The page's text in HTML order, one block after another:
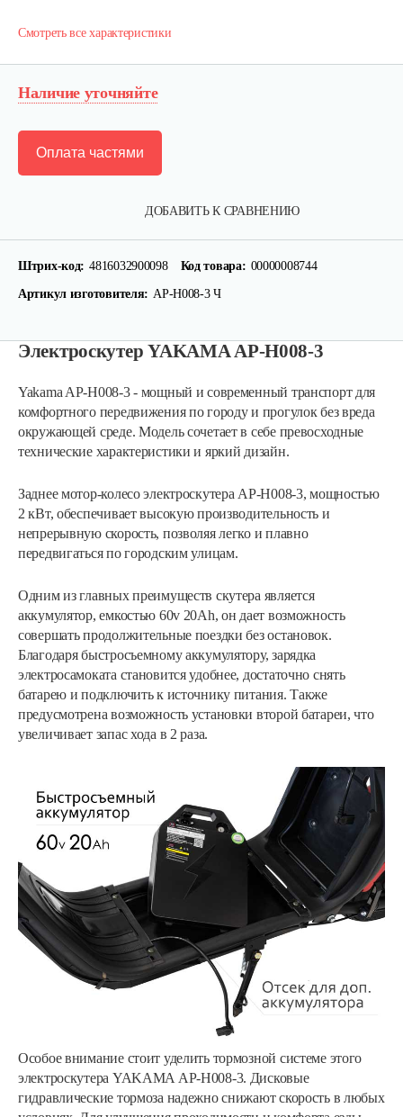
Смотреть все характеристики
Наличие уточняйте
ДОБАВИТЬ К СРАВНЕНИЮ
Оплата частями
Штрих-код: 4816032900098 Код товара: 00000008744
Артикул изготовителя: АР-Н008-3 Ч
Электроскутер YAKAMA АР-Н008-3
Yakama AP-H008-3 - мощный и современный транспорт для
комфортного передвижения по городу и прогулок без вреда
окружающей среде. Модель сочетает в себе превосходные
технические характеристики и яркий дизайн.
Заднее мотор-колесо электроскутера АР-Н008-3, мощностью
2 кВт, обеспечивает высокую производительность и
непрерывную скорость, позволяя легко и плавно
передвигаться по городским улицам.
Одним из главных преимуществ скутера является
аккумулятор, емкостью 60v 20Ah, он дает возможность
совершать продолжительные поездки без остановок.
Благодаря быстросъемному аккумулятору, зарядка
электросамоката становится удобнее, достаточно снять
батарею и подключить к источнику питания. Также
предусмотрена возможность установки второй батареи, что
увеличивает запас хода в 2 раза.
Особое внимание стоит уделить тормозной системе этого
электроскутера YAKAMA АР-Н008-3. Дисковые
гидравлические тормоза надежно снижают скорость в любых